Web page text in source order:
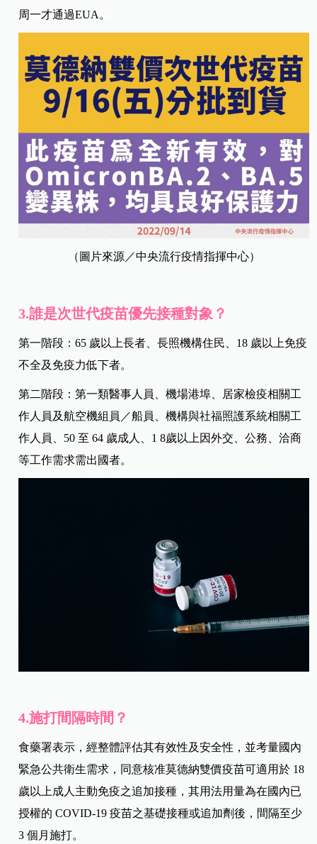
周一才通過EUA 。
（圖片來源／中央流行疫情指揮中心）
3.誰是次世代疫苗優先接種對象？
第一階段：65 歲以上長者、長照機構住民、18 歲以上免疫
不全及免疫力低下者。
第二階段：第一類醫事人員、機場港埠、居家檢疫相關工
作人員及航空機組員／船員、機構與社福照護系統相關工
作人員、50 至 64 歲成人、1 8歲以上因外交、公務、洽商
等工作需求需出國者。
4.施打間隔時間？
食藥署表示，經整體評估其有效性及安全性，並考量國內
緊急公共衛生需求，同意核准莫德納雙價疫苗可適用於 18
歲以上成人主動免疫之追加接種，其用法用量為在國內已
授權的 COVID-19 疫苗之基礎接種或追加劑後，間隔至少
3 個月施打。